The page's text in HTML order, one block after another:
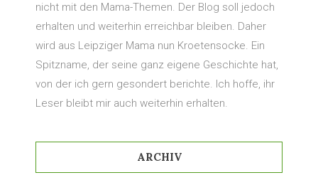
nicht mit den Mama-Themen. Der Blog soll jedoch
erhalten und weiterhin erreichbar bleiben. Daher
wird aus Leipziger Mama nun Kroetensocke. Ein
Spitzname, der seine ganz eigene Geschichte hat,
von der ich gern gesondert berichte. Ich hoffe, ihr
Leser bleibt mir auch weiterhin erhalten.
ARCHIV